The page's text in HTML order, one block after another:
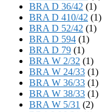
BRA D 36/42 (1)
BRA D 410/42 (1)
BRA D 52/42 (1)
BRA D 594 (1)
BRA D 79 (1)
BRA W 2/32 (1)
BRA W 24/33 (1)
BRA W 36/33 (1)
BRA W 38/33 (1)
BRA W 5/31 (2)